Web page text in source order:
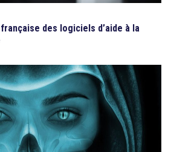
des logiciels d’aide à la